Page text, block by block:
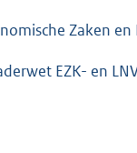
Zaken
EZK- en